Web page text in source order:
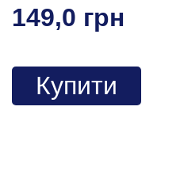
149,0 грн
Купити